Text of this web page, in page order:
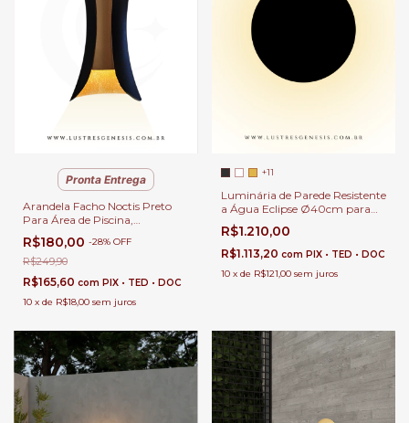
Pronta Entrega
Arandela Facho Noctis Preto
Para Área de Piscina,
Garagem, Cabeceira de Cama
e Área Interna • GMH
R$180,00 -28% OFF
R$249,90
R$165,60 com PIX • TED • DOC
10 x de R$18,00 sem juros
+11
Luminária de Parede Resistente
a Água Eclipse Ø40cm para
Corredor, Lavabo, Varanda e
Áreas Externas
R$1.210,00
R$1.113,20 com PIX • TED • DOC
10 x de R$121,00 sem juros